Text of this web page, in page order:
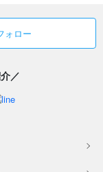
ォロー
／